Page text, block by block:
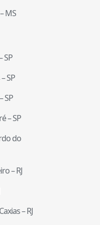
–MS
SP
–SP
–SP
–SP
do
–RJ
–RJ